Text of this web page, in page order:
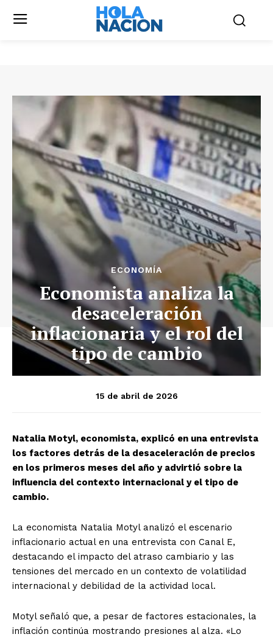
ECONOMÍA
Economista analiza la
desaceleración
inflacionaria y el rol del
tipo de cambio
15 de abril de 2026
Natalia Motyl, economista, explicó en una entrevista
los factores detrás de la desaceleración de precios
en los primeros meses del año y advirtió sobre la
influencia del contexto internacional y el tipo de
cambio.
La economista Natalia Motyl analizó el escenario
inflacionario actual en una entrevista con Canal E,
destacando el impacto del atraso cambiario y las
tensiones del mercado en un contexto de volatilidad
internacional y debilidad de la actividad local.
Motyl señaló que, a pesar de factores estacionales, la
inflación continúa mostrando presiones al alza. «Lo